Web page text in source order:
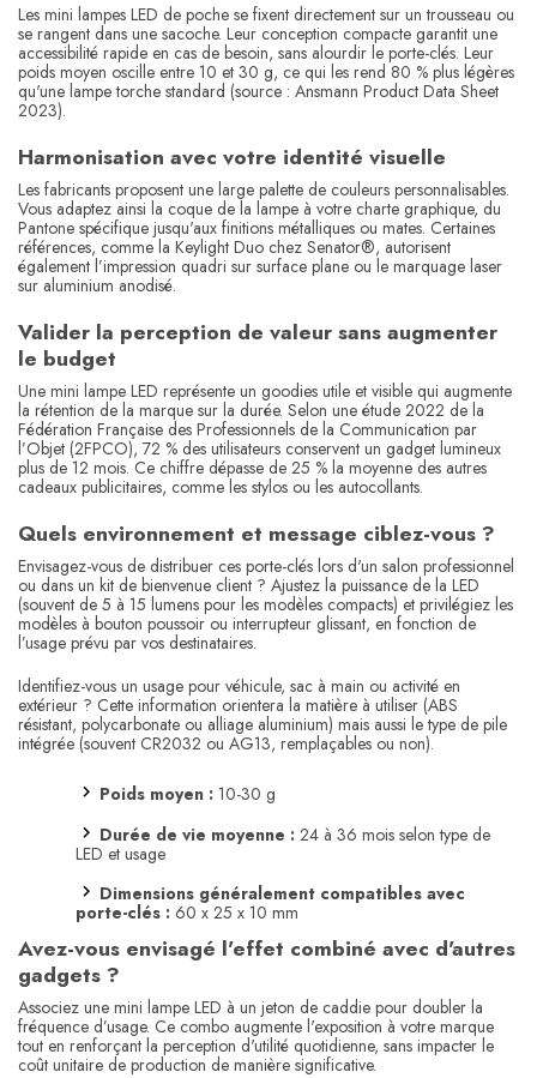
Les mini lampes LED de poche se fixent directement sur un trousseau ou
se rangent dans une sacoche. Leur conception compacte garantit une
accessibilité rapide en cas de besoin, sans alourdir le porte-clés. Leur
poids moyen oscille entre 10 et 30 g, ce qui les rend 80 % plus légères
qu'une lampe torche standard (source : Ansmann Product Data Sheet
2023).
Harmonisation avec votre identité visuelle
Les fabricants proposent une large palette de couleurs personnalisables.
Vous adaptez ainsi la coque de la lampe à votre charte graphique, du
Pantone spécifique jusqu'aux finitions métalliques ou mates. Certaines
références, comme la Keylight Duo chez Senator®, autorisent
également l’impression quadri sur surface plane ou le marquage laser
sur aluminium anodisé.
Valider la perception de valeur sans augmenter
le budget
Une mini lampe LED représente un goodies utile et visible qui augmente
la rétention de la marque sur la durée. Selon une étude 2022 de la
Fédération Française des Professionnels de la Communication par
l’Objet (2FPCO), 72 % des utilisateurs conservent un gadget lumineux
plus de 12 mois. Ce chiffre dépasse de 25 % la moyenne des autres
cadeaux publicitaires, comme les stylos ou les autocollants.
Quels environnement et message ciblez-vous ?
Envisagez-vous de distribuer ces porte-clés lors d'un salon professionnel
ou dans un kit de bienvenue client ? Ajustez la puissance de la LED
(souvent de 5 à 15 lumens pour les modèles compacts) et privilégiez les
modèles à bouton poussoir ou interrupteur glissant, en fonction de
l’usage prévu par vos destinataires.
Identifiez-vous un usage pour véhicule, sac à main ou activité en
extérieur ? Cette information orientera la matière à utiliser (ABS
résistant, polycarbonate ou alliage aluminium) mais aussi le type de pile
intégrée (souvent CR2032 ou AG13, remplaçables ou non).
Poids moyen : 10-30 g
Durée de vie moyenne : 24 à 36 mois selon type de
LED et usage
Dimensions généralement compatibles avec
porte-clés : 60 x 25 x 10 mm
Avez-vous envisagé l'effet combiné avec d'autres
gadgets ?
Associez une mini lampe LED à un jeton de caddie pour doubler la
fréquence d’usage. Ce combo augmente l'exposition à votre marque
tout en renforçant la perception d'utilité quotidienne, sans impacter le
coût unitaire de production de manière significative.